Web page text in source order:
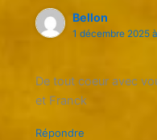
Bellon
1 décembre 2025
De tout coeur avec
et Franck
Répondre